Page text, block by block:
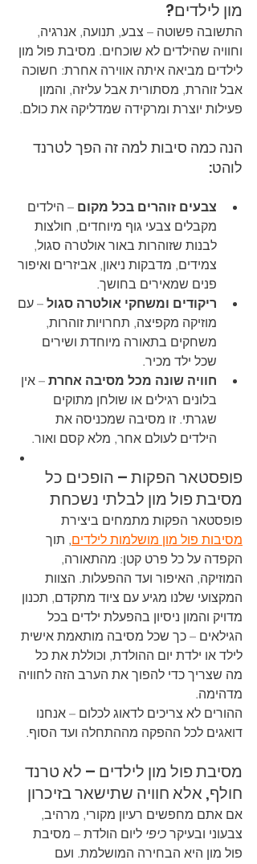
מון לילדים?
התשובה פשוטה – צבע, תנועה, אנרגיה,
וחוויה שהילדים לא שוכחים. מסיבת פול מון
לילדים מביאה איתה אווירה אחרת: חשוכה
אבל זוהרת, מסתורית אבל עליזה, והמון
פעילות יוצרת ומרקידה שמדליקה את כולם.
הנה כמה סיבות למה זה הפך לטרנד
לוהט:
צבעים זוהרים בכל מקום – הילדים
מקבלים צבעי גוף מיוחדים, חולצות
לבנות שזוהרות באור אולטרה סגול,
צמידים, מדבקות ניאון, אביזרים ואיפור
פנים שמאירים בחושך.
ריקודים ומשחקי אולטרה סגול – עם
מוזיקה מקפיצה, תחרויות זוהרות,
משחקים בתאורה מיוחדת ושירים
שכל ילד מכיר.
חוויה שונה מכל מסיבה אחרת – אין
בלונים רגילים או שולחן מתוקים
שגרתי. זו מסיבה שמכניסה את
הילדים לעולם אחר, מלא קסם ואור.
פופסטאר הפקות – הופכים כל
מסיבת פול מון לבלתי נשכחת
פופסטאר הפקות מתמחים ביצירת
מסיבות פול מון מושלמות לילדים, תוך
הקפדה על כל פרט קטן: מהתאורה,
המוזיקה, האיפור ועד ההפעלות. הצוות
המקצועי שלנו מגיע עם ציוד מתקדם, תכנון
מדויק והמון ניסיון בהפעלת ילדים בכל
הגילאים – כך שכל מסיבה מותאמת אישית
לילד או ילדת יום ההולדת, וכוללת את כל
מה שצריך כדי להפוך את הערב הזה לחוויה
מדהימה.
ההורים לא צריכים לדאוג לכלום – אנחנו
דואגים לכל ההפקה מההתחלה ועד הסוף.
מסיבת פול מון לילדים – לא טרנד
חולף, אלא חוויה שתישאר בזיכרון
אם אתם מחפשים רעיון מקורי, מרהיב,
צבעוני ובעיקר כיפי ליום הולדת – מסיבת
פול מון היא הבחירה המושלמת. ועם